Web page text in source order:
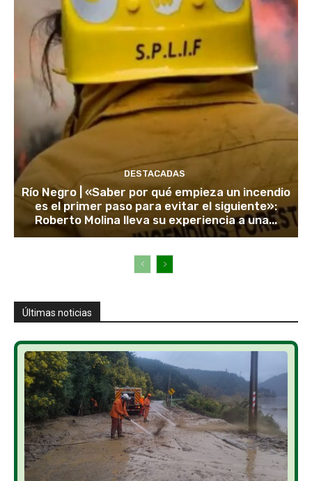
DESTACADAS
Río Negro | «Saber por qué empieza un incendio
es el primer paso para evitar el siguiente»:
Roberto Molina lleva su experiencia a una...
Últimas noticias